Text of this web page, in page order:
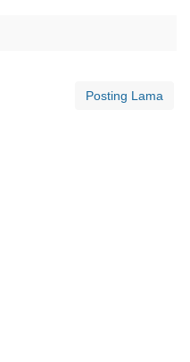
Posting Lama